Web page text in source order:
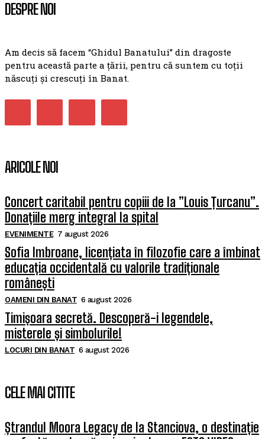
DESPRE NOI
Am decis să facem “Ghidul Banatului” din dragoste
pentru această parte a țării, pentru că suntem cu toții
născuți și crescuți în Banat.
ARICOLE NOI
Concert caritabil pentru copiii de la ”Louis Țurcanu”.
Donațiile merg integral la spital
EVENIMENTE 7 august 2026
Sofia Imbroane, licențiata în filozofie care a îmbinat
educația occidentală cu valorile tradiționale
românești
OAMENI DIN BANAT 6 august 2026
Timișoara secretă. Descoperă-i legendele,
misterele și simbolurile!
LOCURI DIN BANAT 6 august 2026
CELE MAI CITITE
Ștrandul Moora Legacy de la Stanciova, o destinație